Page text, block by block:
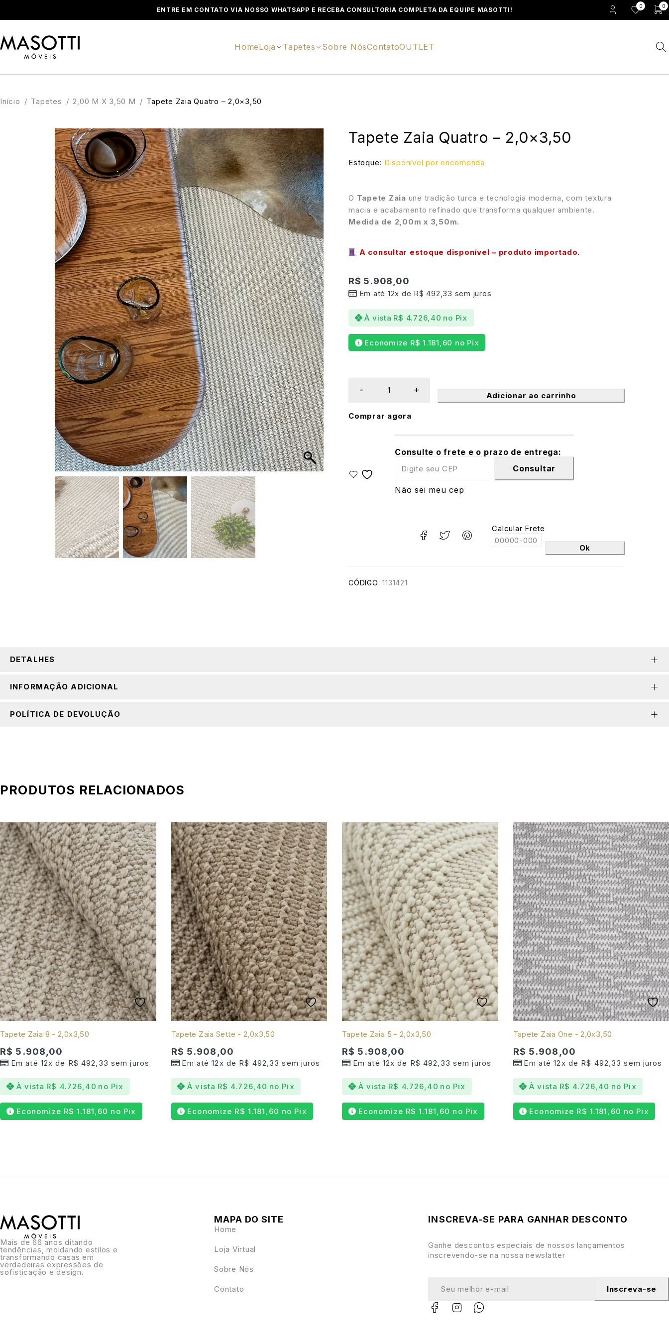
ENTRE EM CONTATO VIA NOSSO WHATSAPP E RECEBA CONSULTORIA COMPLETA DA EQUIPE MASOTTI! 0 0
HomeLoja Tapetes Sobre NósContatoOUTLET
Início / Tapetes / 2,00 M X 3,50 M / Tapete Zaia Quatro – 2,0×3,50
Tapete Zaia Quatro – 2,0×3,50
Estoque: Disponível por encomenda
O Tapete Zaia une tradição turca e tecnologia moderna, com textura
macia e acabamento refinado que transforma qualquer ambiente.
Medida de 2,00m x 3,50m.
A consultar estoque disponível – produto importado.
R$ 5.908,00
Em até 12x de R$ 492,33 sem juros
À vista R$ 4.726,40 no Pix
Economize R$ 1.181,60 no Pix
Adicionar ao carrinho
Comprar agora
Consulte o frete e o prazo de entrega:
Consultar
Não sei meu cep
Calcular Frete
Ok
CÓDIGO: 1131421
DETALHES
INFORMAÇÃO ADICIONAL
POLÍTICA DE DEVOLUÇÃO
PRODUTOS RELACIONADOS
Tapete Zaia 8 - 2,0x3,50
R$ 5.908,00
Em até 12x de R$ 492,33 sem juros
À vista R$ 4.726,40 no Pix
Economize R$ 1.181,60 no Pix
Tapete Zaia Sette - 2,0x3,50
R$ 5.908,00
Em até 12x de R$ 492,33 sem juros
À vista R$ 4.726,40 no Pix
Economize R$ 1.181,60 no Pix
Tapete Zaia 5 - 2,0x3,50
R$ 5.908,00
Em até 12x de R$ 492,33 sem juros
À vista R$ 4.726,40 no Pix
Economize R$ 1.181,60 no Pix
Tapete Zaia One - 2,0x3,50
R$ 5.908,00
Em até 12x de R$ 492,33 sem juros
À vista R$ 4.726,40 no Pix
Economize R$ 1.181,60 no Pix
Mais de 66 anos ditando
tendências, moldando estilos e
transformando casas em
verdadeiras expressões de
sofisticação e design.
MAPA DO SITE
Home
Loja Virtual
Sobre Nós
Contato
INSCREVA-SE PARA GANHAR DESCONTO
Ganhe descontos especiais de nossos lançamentos
inscrevendo-se na nossa newslatter
Inscreva-se